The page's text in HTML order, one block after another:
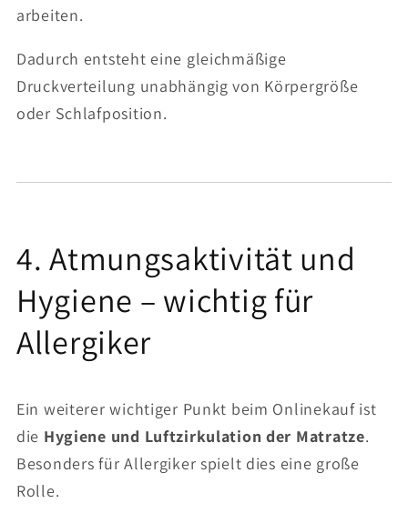
arbeiten.
Dadurch entsteht eine gleichmäßige
Druckverteilung unabhängig von Körpergröße
oder Schlafposition.
4. Atmungsaktivität und
Hygiene – wichtig für
Allergiker
Ein weiterer wichtiger Punkt beim Onlinekauf ist
die Hygiene und Luftzirkulation der Matratze.
Besonders für Allergiker spielt dies eine große
Rolle.